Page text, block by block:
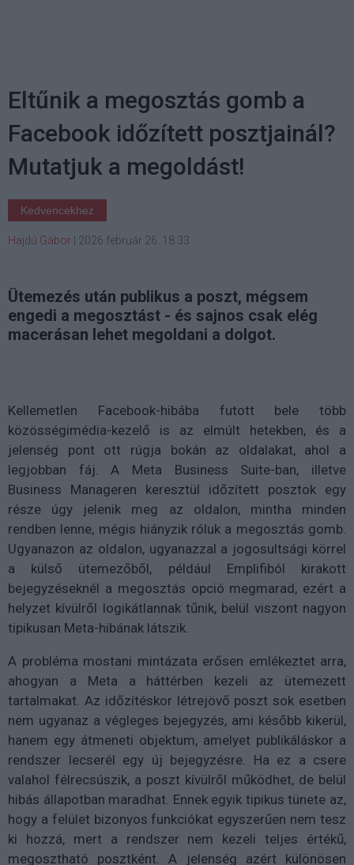
Eltűnik a megosztás gomb a
Facebook időzített posztjainál?
Mutatjuk a megoldást!
Kedvencekhez
Hajdú Gábor 2026 február 26. 18:33
Ütemezés után publikus a poszt, mégsem
engedi a megosztást - és sajnos csak elég
macerásan lehet megoldani a dolgot.
Kellemetlen Facebook-hibába futott bele több
közösségimédia-kezelő is az elmúlt hetekben, és a
jelenség pont ott rúgja bokán az oldalakat, ahol a
legjobban fáj. A Meta Business Suite-ban, illetve
Business Manageren keresztül időzített posztok egy
része úgy jelenik meg az oldalon, mintha minden
rendben lenne, mégis hiányzik róluk a megosztás gomb.
Ugyanazon az oldalon, ugyanazzal a jogosultsági körrel
a külső ütemezőből, például Emplifiból kirakott
bejegyzéseknél a megosztás opció megmarad, ezért a
helyzet kívülről logikátlannak tűnik, belül viszont nagyon
tipikusan Meta-hibának látszik.
A probléma mostani mintázata erősen emlékeztet arra,
ahogyan a Meta a háttérben kezeli az ütemezett
tartalmakat. Az időzítéskor létrejövő poszt sok esetben
nem ugyanaz a végleges bejegyzés, ami később kikerül,
hanem egy átmeneti objektum, amelyet publikáláskor a
rendszer lecserél egy új bejegyzésre. Ha ez a csere
valahol félrecsúszik, a poszt kívülről működhet, de belül
hibás állapotban maradhat. Ennek egyik tipikus tünete az,
hogy a felület bizonyos funkciókat egyszerűen nem tesz
ki hozzá, mert a rendszer nem kezeli teljes értékű,
megosztható posztként. A jelenség azért különösen